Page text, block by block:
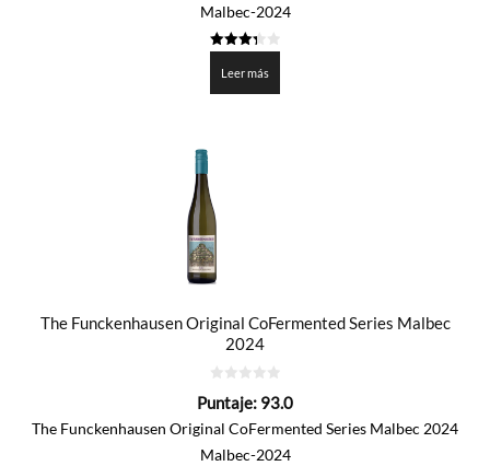
Malbec-2024
de 5
Leer más
The Funckenhausen Original CoFermented Series Malbec
2024
de
Puntaje: 93.0
The Funckenhausen Original CoFermented Series Malbec 2024
Malbec-2024